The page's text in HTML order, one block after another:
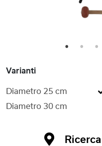
1 2 3
Varianti
Diametro 25 cm
Diametro 30 cm